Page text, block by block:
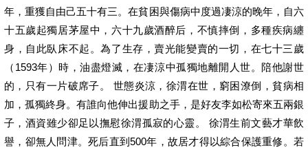
年，重獲自由己五十有三。在貧困與傷病中度過凄涼的晚年，自六
十五歲起獨居茅屋中，六十九歲酒醉后，不慎摔倒，多種疾病纏
身，自此臥床不起。為了生存，賣光能變賣的一切，在七十三歲
（1593年）時，油盡燈滅，在凄涼中孤獨地離開人世。陪他謝世
的，只有一片破席子。 世態炎涼，徐渭在世，窮困潦倒，貧病相
加，孤獨終身。有誰向他伸出援助之手，是好友李如松寄來五兩銀
子，酒資雖少卻足以撫慰徐渭孤寂的心靈。 徐渭生前文藝才華飲
譽，卻無人問津。死后直到500年，故居才得以綜合保護重修。若